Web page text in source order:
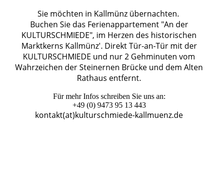
Sie möchten in Kallmünz übernachten.
Buchen Sie das Ferienappartement "An der
KULTURSCHMIEDE", im Herzen des historischen
Marktkerns Kallmünz'. Direkt Tür-an-Tür mit der
KULTURSCHMIEDE und nur 2 Gehminuten vom
Wahrzeichen der Steinernen Brücke und dem Alten
Rathaus entfernt.
Für mehr Infos schreiben Sie uns an:
+49 (0) 9473 95 13 443
kontakt(at)kulturschmiede-kallmuenz.de